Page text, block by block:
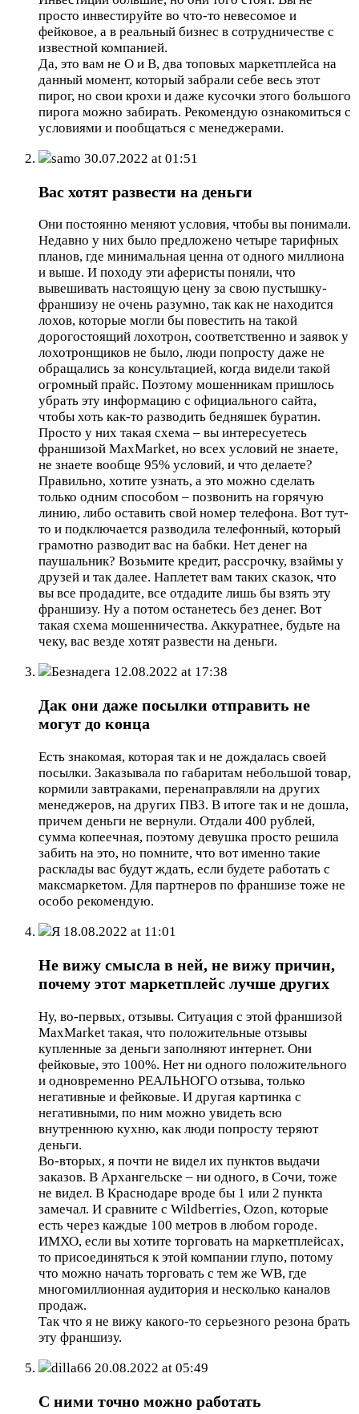
просто инвестируйте во что-то невесомое и
фейковое, а в реальный бизнес в сотрудничестве с
известной компанией.
Да, это вам не О и В, два топовых маркетплейса на
данный момент, который забрали себе весь этот
пирог, но свои крохи и даже кусочки этого большого
пирога можно забирать. Рекомендую ознакомиться с
условиями и пообщаться с менеджерами.
samo 30.07.2022 at 01:51
Вас хотят развести на деньги
Они постоянно меняют условия, чтобы вы понимали.
Недавно у них было предложено четыре тарифных
планов, где минимальная ценна от одного миллиона
и выше. И походу эти аферисты поняли, что
вывешивать настоящую цену за свою пустышку-
франшизу не очень разумно, так как не находится
лохов, которые могли бы повестить на такой
дорогостоящий лохотрон, соответственно и заявок у
лохотронщиков не было, люди попросту даже не
обращались за консультацией, когда видели такой
огромный прайс. Поэтому мошенникам пришлось
убрать эту информацию с официального сайта,
чтобы хоть как-то разводить бедняшек буратин.
Просто у них такая схема – вы интересуетесь
франшизой MaxMarket, но всех условий не знаете,
не знаете вообще 95% условий, и что делаете?
Правильно, хотите узнать, а это можно сделать
только одним способом – позвонить на горячую
линию, либо оставить свой номер телефона. Вот тут-
то и подключается разводила телефонный, который
грамотно разводит вас на бабки. Нет денег на
паушальник? Возьмите кредит, рассрочку, взаймы у
друзей и так далее. Наплетет вам таких сказок, что
вы все продадите, все отдадите лишь бы взять эту
франшизу. Ну а потом останетесь без денег. Вот
такая схема мошенничества. Аккуратнее, будьте на
чеку, вас везде хотят развести на деньги.
Безнадега 12.08.2022 at 17:38
Дак они даже посылки отправить не
могут до конца
Есть знакомая, которая так и не дождалась своей
посылки. Заказывала по габаритам небольшой товар,
кормили завтраками, перенаправляли на других
менеджеров, на других ПВЗ. В итоге так и не дошла,
причем деньги не вернули. Отдали 400 рублей,
сумма копеечная, поэтому девушка просто решила
забить на это, но помните, что вот именно такие
расклады вас будут ждать, если будете работать с
максмаркетом. Для партнеров по франшизе тоже не
особо рекомендую.
Я 18.08.2022 at 11:01
Не вижу смысла в ней, не вижу причин,
почему этот маркетплейс лучше других
Ну, во-первых, отзывы. Ситуация с этой франшизой
MaxMarket такая, что положительные отзывы
купленные за деньги заполняют интернет. Они
фейковые, это 100%. Нет ни одного положительного
и одновременно РЕАЛЬНОГО отзыва, только
негативные и фейковые. И другая картинка с
негативными, по ним можно увидеть всю
внутреннюю кухню, как люди попросту теряют
деньги.
Во-вторых, я почти не видел их пунктов выдачи
заказов. В Архангельске – ни одного, в Сочи, тоже
не видел. В Краснодаре вроде бы 1 или 2 пункта
замечал. И сравните с Wildberries, Ozon, которые
есть через каждые 100 метров в любом городе.
ИМХО, если вы хотите торговать на маркетплейсах,
то присоединяться к этой компании глупо, потому
что можно начать торговать с тем же WB, где
многомиллионная аудитория и несколько каналов
продаж.
Так что я не вижу какого-то серьезного резона брать
эту франшизу.
dilla66 20.08.2022 at 05:49
С ними точно можно работать